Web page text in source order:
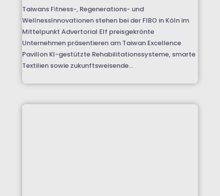
Taiwans Fitness-, Regenerations- und
WellnessInnovationen stehen bei der FIBO in Köln im
Mittelpunkt Advertorial Elf preisgekrönte
Unternehmen präsentieren am Taiwan Excellence
Pavillon KI-gestützte Rehabilitationssysteme, smarte
Textilien sowie zukunftsweisende...